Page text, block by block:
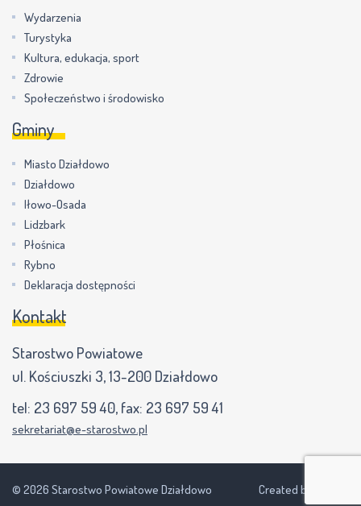
Wydarzenia
Turystyka
Kultura, edukacja, sport
Zdrowie
Społeczeństwo i środowisko
Gminy
Miasto Działdowo
Działdowo
Iłowo-Osada
Lidzbark
Płośnica
Rybno
Deklaracja dostępności
Kontakt
Starostwo Powiatowe
ul. Kościuszki 3, 13-200 Działdowo
tel: 23 697 59 40, fax: 23 697 59 41
sekretariat@e-starostwo.pl
© 2026 Starostwo Powiatowe Działdowo Created by NEVPIX